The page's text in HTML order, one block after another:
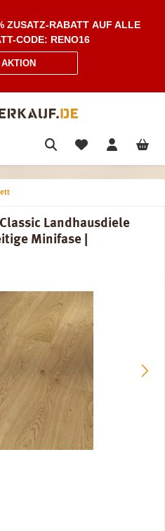
ZUSATZ-RABATT AUF ALLE
CODE: RENO16
Classic Landhausdiele
Minifase |